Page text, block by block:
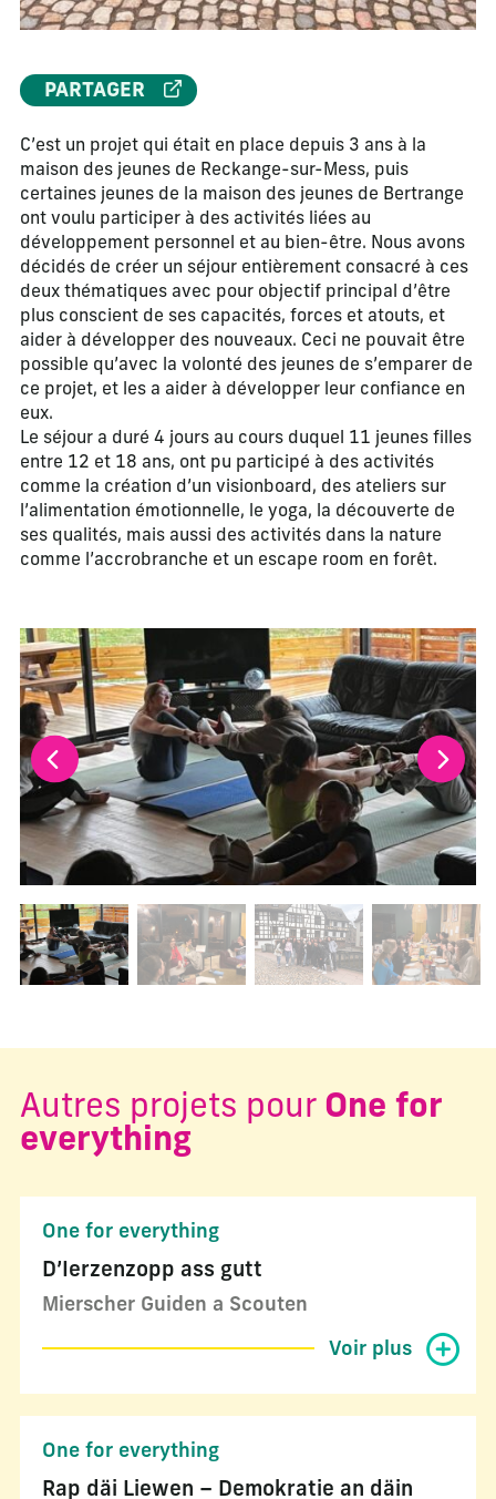
C’est un projet qui était en place depuis 3 ans à la
maison des jeunes de Reckange-sur-Mess, puis
certaines jeunes de la maison des jeunes de Bertrange
ont voulu participer à des activités liées au
développement personnel et au bien-être. Nous avons
décidés de créer un séjour entièrement consacré à ces
deux thématiques avec pour objectif principal d’être
plus conscient de ses capacités, forces et atouts, et
aider à développer des nouveaux. Ceci ne pouvait être
possible qu’avec la volonté des jeunes de s’emparer de
ce projet, et les a aider à développer leur confiance en
eux.
Le séjour a duré 4 jours au cours duquel 11 jeunes filles
entre 12 et 18 ans, ont pu participé à des activités
comme la création d’un visionboard, des ateliers sur
l’alimentation émotionnelle, le yoga, la découverte de
ses qualités, mais aussi des activités dans la nature
comme l’accrobranche et un escape room en forêt.
PARTAGER
La modification de la diapositive actuelle de ce
Changer la diapositive actuelle de ce carrousel
Autres projets pour One for
everything
One for everything
D’Ierzenzopp ass gutt
Mierscher Guiden a Scouten
Voir plus
One for everything
Rap däi Liewen – Demokratie an däin